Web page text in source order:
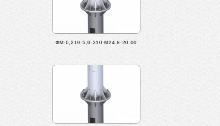
ФМ-0,219-5,0-310-М24.8-20.00